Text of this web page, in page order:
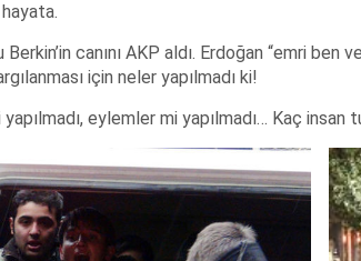
canını AKP aldı. Erdoğan “emri
için neler yapılmadı ki!
eylemler mi yapılmadı… Kaç insan